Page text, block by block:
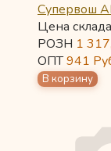
Супервош
Цена
РОЗН 1
ОПТ941